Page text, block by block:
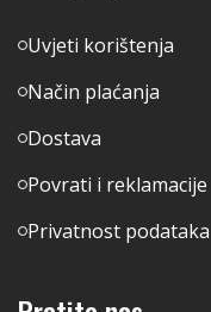
Uvjeti korištenja
Način plaćanja
Dostava
Povrati i reklamacije
Privatnost podataka